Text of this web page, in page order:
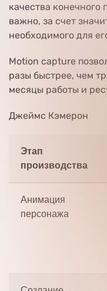
качества конечного
важно, за счет
необходимого для
Motion capture
разы быстрее, чем
месяцы работы и
Джеймс Кэмерон
Этап
производства
Анимация
персонажа